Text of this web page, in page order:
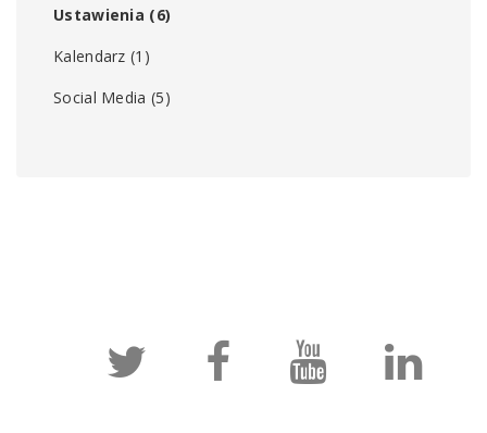
Ustawienia (6)
Kalendarz (1)
Social Media (5)